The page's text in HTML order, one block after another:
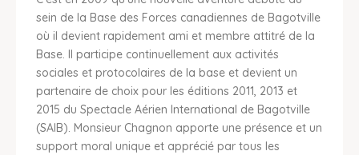
sein de la Base des Forces canadiennes de Bagotville
où il devient rapidement ami et membre attitré de la
Base. Il participe continuellement aux activités
sociales et protocolaires de la base et devient un
partenaire de choix pour les éditions 2011, 2013 et
2015 du Spectacle Aérien International de Bagotville
(SAIB). Monsieur Chagnon apporte une présence et un
support moral unique et apprécié par tous les